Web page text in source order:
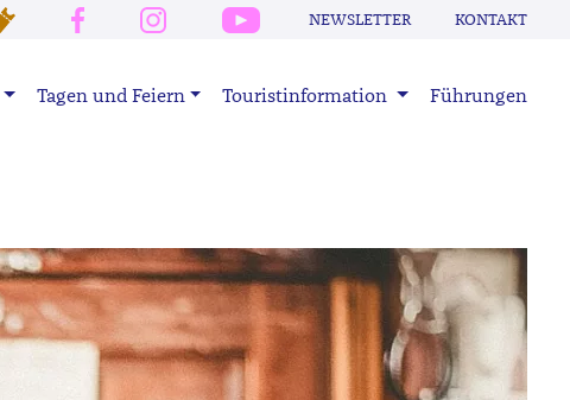
NEWSLETTER KONTAKT
Tagen und Feiern Touristinformation Führungen